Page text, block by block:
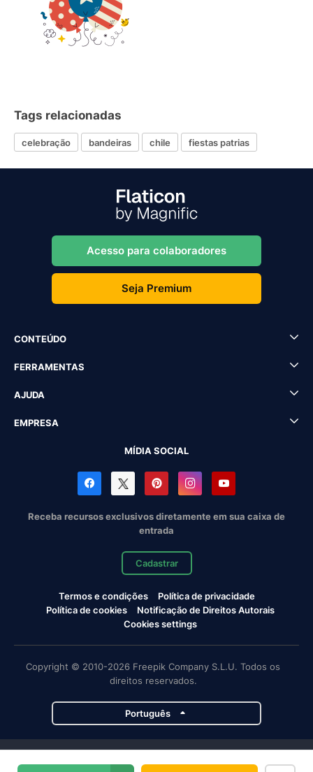
Tags relacionadas
celebração bandeiras chile fiestas patrias
Acesso para colaboradores
Seja Premium
CONTEÚDO
FERRAMENTAS
AJUDA
EMPRESA
MÍDIA SOCIAL
Receba recursos exclusivos diretamente em sua caixa de
entrada
Cadastrar
Termos e condições
Política de privacidade
Política de cookies
Notificação de Direitos Autorais
Cookies settings
Copyright © 2010-2026 Freepik Company S.L.U. Todos os
direitos reservados.
Português